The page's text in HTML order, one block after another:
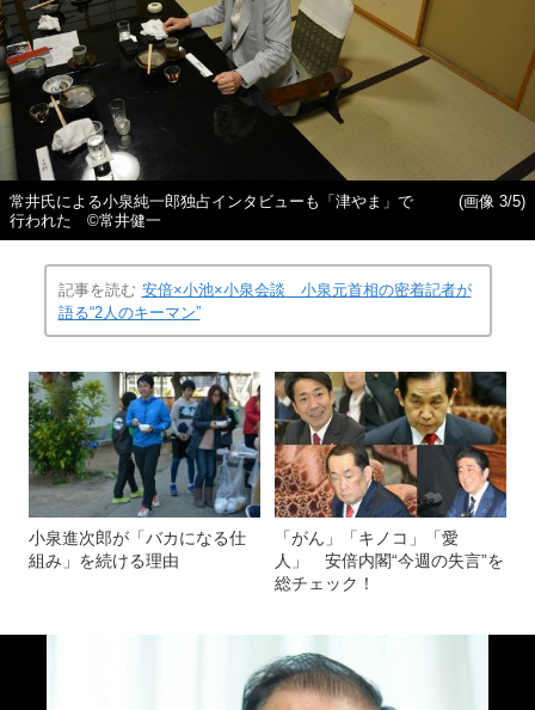
常井氏による小泉純一郎独占インタビューも「津やま」で
行われた ©常井健一
(画像 3/5)
記事を読む 安倍×小池×小泉会談 小泉元首相の密着記者が
語る“2人のキーマン”
小泉進次郎が「バカになる仕
組み」を続ける理由
「がん」「キノコ」「愛
人」 安倍内閣“今週の失言”を
総チェック！